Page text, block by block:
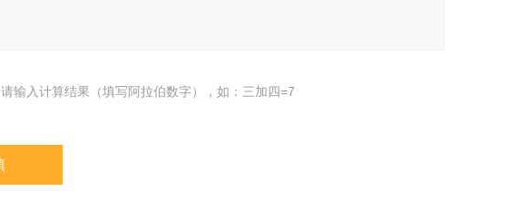
请输入计算结果（填写阿拉伯数字），如：三加四=7